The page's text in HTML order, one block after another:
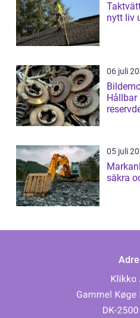
nytt liv
06 juli
05 juli
säkra